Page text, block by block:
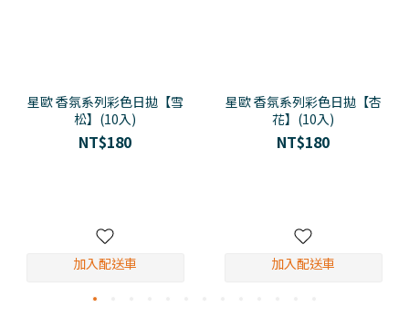
星歐 香氛系列彩色日拋【雪
松】(10入)
NT$180
加入配送車
星歐 香氛系列彩色日拋【杏
花】(10入)
NT$180
加入配送車